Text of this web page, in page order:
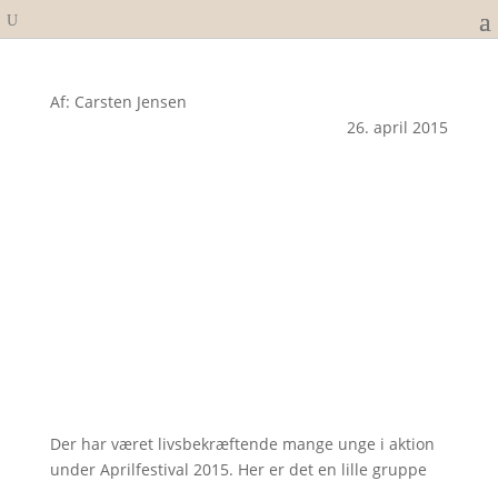
Af: Carsten Jensen
26. april 2015
Der har været livsbekræftende mange unge i aktion
under Aprilfestival 2015. Her er det en lille gruppe